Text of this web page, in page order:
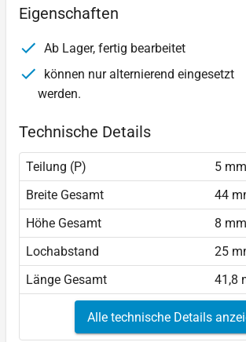
Eigenschaften
Ab Lager, fertig bearbeitet
können nur alternierend eingesetzt
werden.
Technische Details
Teilung (P)
5 mm
Breite Gesamt
44
Höhe Gesamt
8 mm
Lochabstand
25
Länge Gesamt
41,8
Alle technische Details